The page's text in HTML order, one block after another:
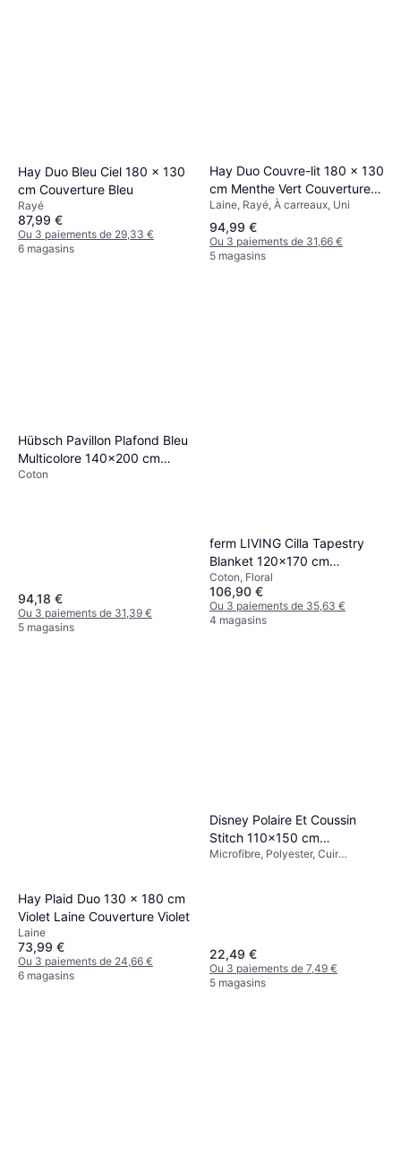
Hay Duo Bleu Ciel 180 x 130
cm Couverture Bleu
Rayé
87,99 €
Ou 3 paiements de 29,33 €
6 magasins
Hay Duo Couvre-lit 180 x 130
cm Menthe Vert Couverture
Turquoise, Vert
Laine, Rayé, À carreaux, Uni
94,99 €
Ou 3 paiements de 31,66 €
5 magasins
Hübsch Pavillon Plafond Bleu
Multicolore 140x200 cm
Couverture Bleu, Multicolore
Coton
94,18 €
Ou 3 paiements de 31,39 €
5 magasins
ferm LIVING Cilla Tapestry
Blanket 120x170 cm
Multicolore Marron Naturel
Couverture Marron,
Multicolore, Naturel
Coton, Floral
106,90 €
Ou 3 paiements de 35,63 €
4 magasins
Hay Plaid Duo 130 x 180 cm
Violet Laine Couverture Violet
Laine
73,99 €
Ou 3 paiements de 24,66 €
6 magasins
Disney Polaire Et Coussin
Stitch 110x150 cm
Couverture Multicolore, Bleu
Microfibre, Polyester, Cuir
22,49 €
Ou 3 paiements de 7,49 €
5 magasins